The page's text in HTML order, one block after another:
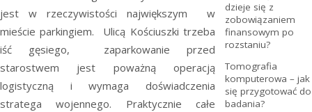
jest w rzeczywistości największym w
mieście parkingiem. Ulicą Kościuszki trzeba
iść gęsiego, zaparkowanie przed
starostwem jest poważną operacją
logistyczną i wymaga doświadczenia
stratega wojennego. Praktycznie całe
dzieje się z
zobowiązaniem
finansowym po
rozstaniu?
Tomografia
komputerowa – jak
się przygotować do
badania?